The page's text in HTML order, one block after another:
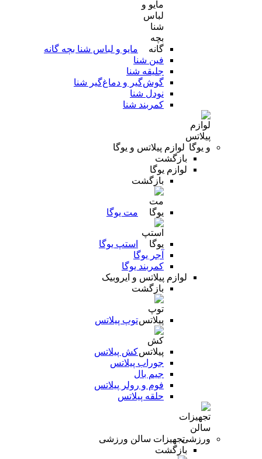
مایو و لباس شنا بچه گانه
فین شنا
جلیقه شنا
گوش‌گیر و دماغ‌گیر شنا
نودل شنا
کمربند شنا
لوازم پیلاتس و یوگا
بازگشت
لوازم یوگا
بازگشت
مت یوگا
استپ یوگا
آجر یوگا
کمربند یوگا
لوازم پیلاتس و ایروبیک
بازگشت
توپ پیلاتس
کش پیلاتس
جوراب پیلاتس
جیم بال
فوم و رولر پیلاتس
حلقه پیلاتس
تجهیزات سالن ورزشی
بازگشت